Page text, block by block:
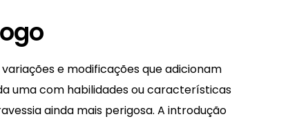
e modificações que adicionam
uma com habilidades ou características
ainda mais perigosa. A introdução